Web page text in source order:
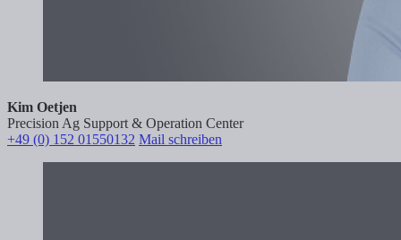
Kim Oetjen
Precision Ag Support & Operation Center
+49 (0) 152 01550132 Mail schreiben